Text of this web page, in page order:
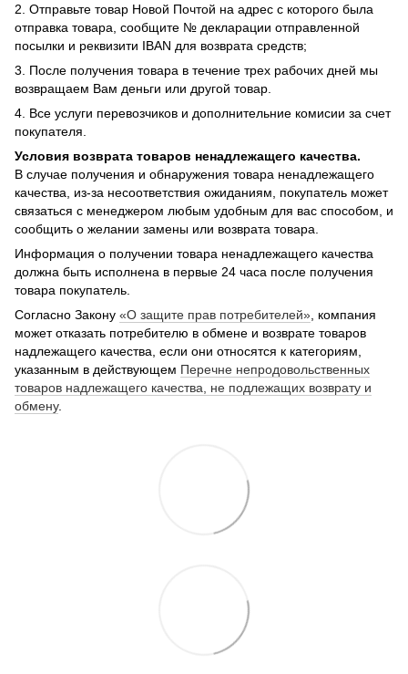
2. Отправьте товар Новой Почтой на адрес с которого была
отправка товара, сообщите № декларации отправленной
посылки и реквизити IBAN для возврата средств;
3. После получения товара в течение трех рабочих дней мы
возвращаем Вам деньги или другой товар.
4. Все услуги перевозчиков и дополнительние комисии за счет
покупателя.
Условия возврата товаров ненадлежащего качества.
В случае получения и обнаружения товара ненадлежащего
качества, из-за несоответствия ожиданиям, покупатель может
связаться с менеджером любым удобным для вас способом, и
сообщить о желании замены или возврата товара.
Информация о получении товара ненадлежащего качества
должна быть исполнена в первые 24 часа после получения
товара покупатель.
Согласно Закону «О защите прав потребителей» , компания
может отказать потребителю в обмене и возврате товаров
надлежащего качества, если они относятся к категориям,
указанным в действующем Перечне непродовольственных
товаров надлежащего качества, не подлежащих возврату и
обмену.